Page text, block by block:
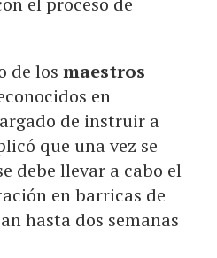
de los maestros
en
de instruir a
que una vez se
debe llevar a cabo el
en barricas de
hasta dos semanas